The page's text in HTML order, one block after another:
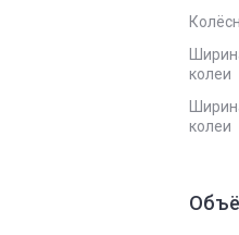
колеи
колеи